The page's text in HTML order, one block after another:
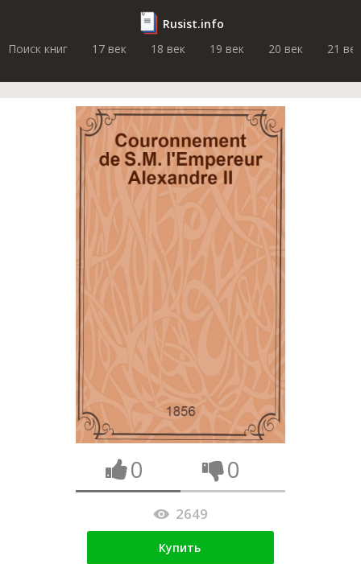
Rusist.info
Поиск книг
17 век 18 век 19 век 20 век 21 век
0 0
2649
Купить